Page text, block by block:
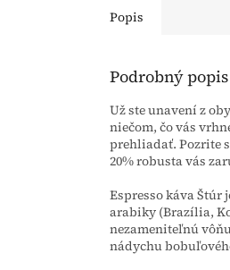
Popis
Podrobný popis
Už ste unavení z
niečom, čo vás
prehliadať. Pozrite
20% robusta vás
Espresso káva Štúr
arabiky (Brazília,
nezameniteľnú
nádychu